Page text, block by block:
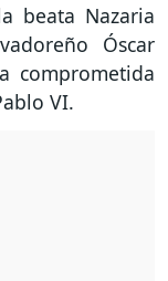
beata Nazaria
Óscar
comprometida
VI.